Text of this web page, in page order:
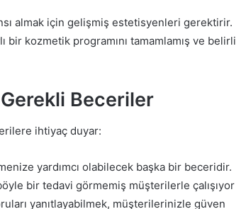
almak için gelişmiş estetisyenleri gerektirir.
bir kozmetik programını tamamlamış ve belirli
Beceriler
ihtiyaç duyar:
yardımcı olabilecek başka bir beceridir.
bir tedavi görmemiş müşterilerle çalışıyor
yanıtlayabilmek, müşterilerinizle güven